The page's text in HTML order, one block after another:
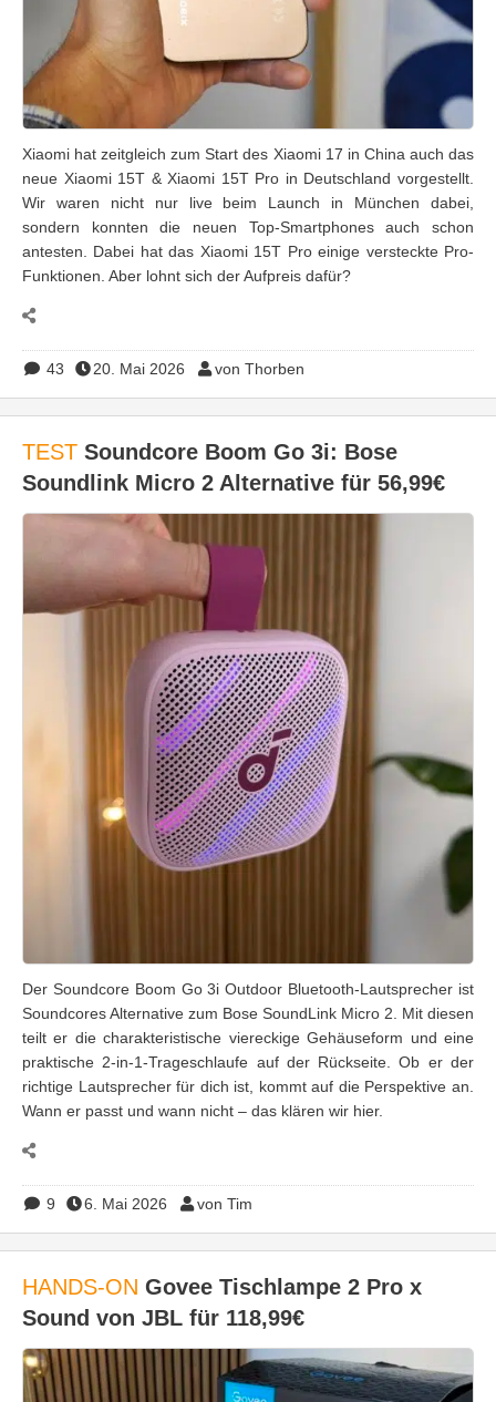
Xiaomi hat zeitgleich zum Start des Xiaomi 17 in China auch das
neue Xiaomi 15T & Xiaomi 15T Pro in Deutschland vorgestellt.
Wir waren nicht nur live beim Launch in München dabei,
sondern konnten die neuen Top-Smartphones auch schon
antesten. Dabei hat das Xiaomi 15T Pro einige versteckte Pro-
Funktionen. Aber lohnt sich der Aufpreis dafür?
43 20. Mai 2026 von Thorben
TEST Soundcore Boom Go 3i: Bose
Soundlink Micro 2 Alternative für 56,99€
Der Soundcore Boom Go 3i Outdoor Bluetooth-Lautsprecher ist
Soundcores Alternative zum Bose SoundLink Micro 2. Mit diesen
teilt er die charakteristische viereckige Gehäuseform und eine
praktische 2-in-1-Trageschlaufe auf der Rückseite. Ob er der
richtige Lautsprecher für dich ist, kommt auf die Perspektive an.
Wann er passt und wann nicht – das klären wir hier.
9 6. Mai 2026 von Tim
HANDS-ON Govee Tischlampe 2 Pro x
Sound von JBL für 118,99€